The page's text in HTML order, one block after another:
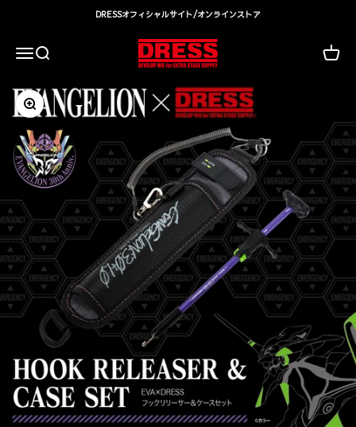
DRESSオフィシャルサイト/オンラインストア
メニュー
検索 DRESS(ドレス)|アウトドア・ウェア・釣り具カート
ズームイン